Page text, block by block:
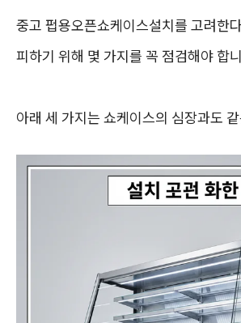
중고 펍용오픈쇼케이스설치를 고려한
피하기 위해 몇 가지를 꼭 점검해야 합
아래 세 가지는 쇼케이스의 심장과도